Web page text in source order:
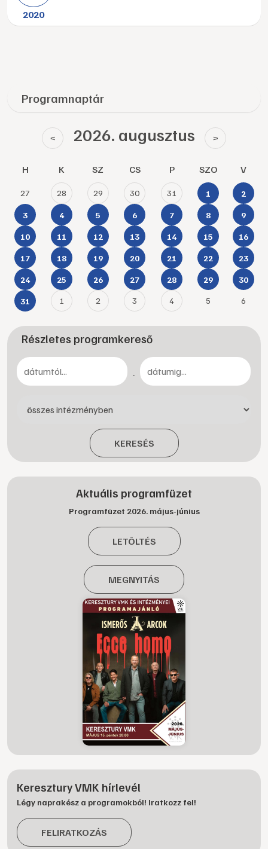
2020
Programnaptár
< 2026. augusztus >
H K SZ CS P SZO V
27 28 29 30 31 1 2
3 4 5 6 7 8 9
10 11 12 13 14 15 16
17 18 19 20 21 22 23
24 25 26 27 28 29 30
31 1 2 3 4 5 6
Részletes programkereső
-
KERESÉS
Aktuális programfüzet
Programfüzet 2026. május-június
LETÖLTÉS
MEGNYITÁS
Keresztury VMK hírlevél
Légy naprakész a programokból! Iratkozz fel!
FELIRATKOZÁS